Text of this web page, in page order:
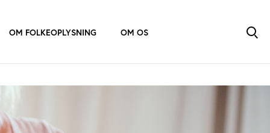
OM FOLKEOPLYSNING OM OS